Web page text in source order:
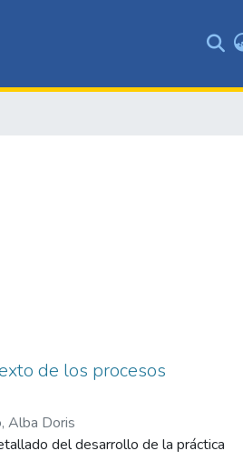
de los procesos
Alba Doris
del desarrollo de la práctica